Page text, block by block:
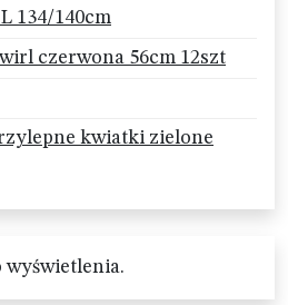
134/140cm
czerwona 56cm 12szt
kwiatki zielone